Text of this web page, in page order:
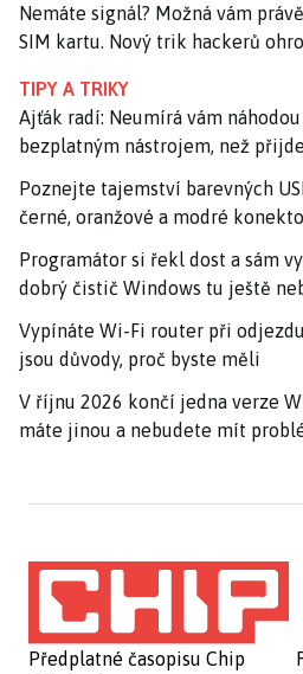
Nemáte signál? Možná vám
SIM kartu. Nový trik hackerů
TIPY A TRIKY
Ajťák radí: Neumírá vám
bezplatným nástrojem, než
Poznejte tajemství barevných
černé, oranžové a modré
Programátor si řekl dost a sám
dobrý čistič Windows tu ještě
Vypínáte Wi-Fi router při
jsou důvody, proč byste měli
V říjnu 2026 končí jedna verze
máte jinou a nebudete mít
Předplatné časopisu Chip